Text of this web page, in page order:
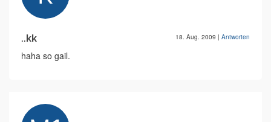
..kk 18. Aug. 2009 | Antworten
haha so gail.